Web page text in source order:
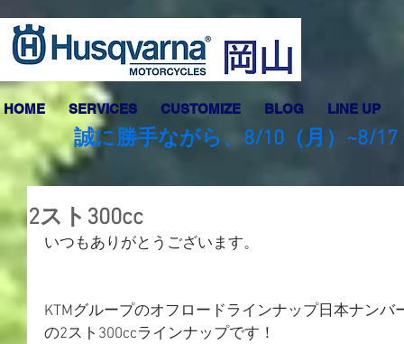
HOME SERVICES CUSTOMIZE BLOG LINE UP
誠に勝手ながら、8/10（月）~8/
2スト300cc
いつもありがとうございます。
KTMグループのオフロードラインナップ日本ナン
の2スト300ccラインナップです！